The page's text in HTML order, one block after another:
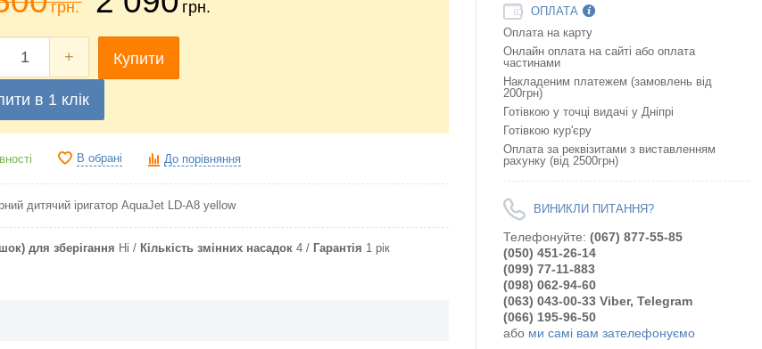
грн. грн.
+ Купити
в 1 клік
В обрані До порівняння
дитячий іригатор AquaJet LD-A8 yellow
для зберігання Ні Кількість змінних насадок 4 Гарантія 1 рік
ОПЛАТА
Оплата на карту
Онлайн оплата на сайтi або оплата
частинами
Накладеним платежем (замовлень від
200грн)
Готівкою у точці видачі у Дніпрі
Готівкою кур'єру
Оплата за реквізитами з виставленням
рахунку (від 2500грн)
ВИНИКЛИ ПИТАННЯ?
Телефонуйте: (067) 877-55-85
(050) 451-26-14
(099) 77-11-883
(098) 062-94-60
(063) 043-00-33 Viber, Telegram
(066) 195-96-50
або ми самі вам зателефонуємо